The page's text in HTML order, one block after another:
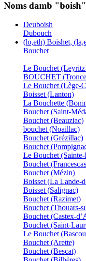
Noms damb
Deuboish
Dubouch
(lo,eth) Boishet,
Bouchet
Le Bouchet
BOUCHET
Le Bouchet (Lège-
Boisset (Lanton)
La Bouchette
Bouchet (Saint-
Bouchet (Beauziac)
bouchet (Noaillac)
Bouchet (Grézillac)
Bouchet
Le Bouchet
Bouchet
Bouchet (Mézin)
Boisset (La Lande-
Boisset (Salignac)
Bouchet (Razimet)
Bouchet (Thouars-
Bouchet (Castex-
Bouchet (Saint-
Le Bouchet
Bouchet (Arette)
Bouchet (Bescat)